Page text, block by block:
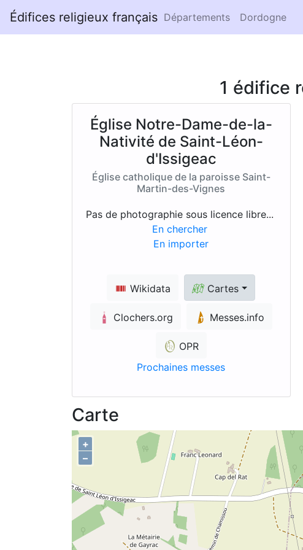
Édifices religieux français Départements Dordogne
1 édifice
Église Notre-Dame-de-la-
Nativité de Saint-Léon-
d'Issigeac
Église catholique de la paroisse Saint-
Martin-des-Vignes
Pas de photographie sous licence libre...
En chercher
En importer
Wikidata Cartes
Clochers.org Messes.info
OPR
Prochaines messes
Carte
+
–